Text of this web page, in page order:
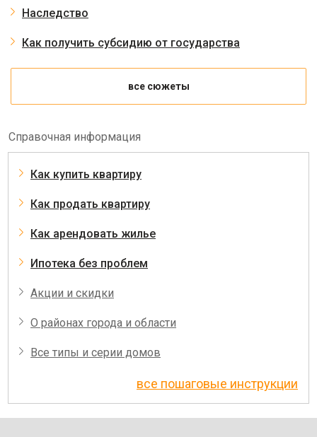
Наследство
Как получить субсидию от государства
все сюжеты
Справочная информация
Как купить квартиру
Как продать квартиру
Как арендовать жилье
Ипотека без проблем
Акции и скидки
О районах города и области
Все типы и серии домов
все пошаговые инструкции